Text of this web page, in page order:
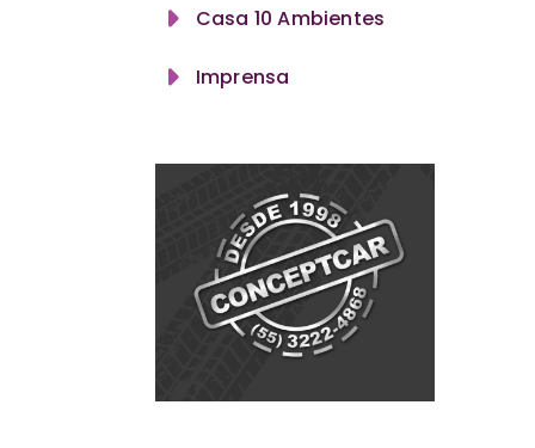
Casa 10 Ambientes
Imprensa